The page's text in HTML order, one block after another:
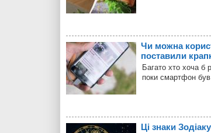
Чи можна
поставили
Багато хто хоча б
поки смартфон
Ці знаки